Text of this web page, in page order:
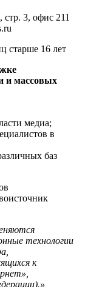
стр. 3, офис 211
старше 16 лет
и массовых
медиа;
в
баз
технологии
к